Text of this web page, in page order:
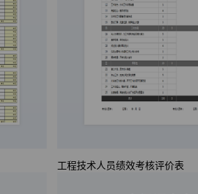
工程技术人员绩效考核评价表